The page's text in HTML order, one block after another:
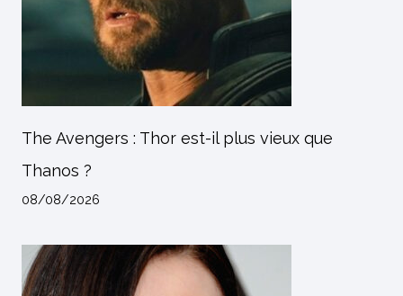
The Avengers : Thor est-il plus vieux que
Thanos ?
08/08/2026